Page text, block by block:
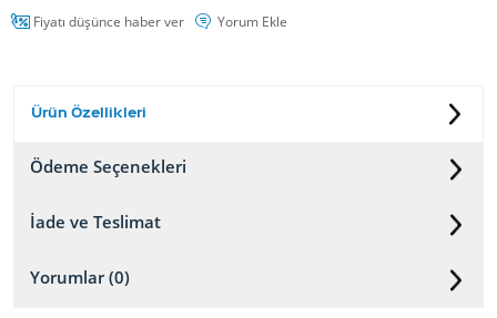
Fiyatı düşünce haber ver Yorum Ekle
Ürün Özellikleri
Ödeme Seçenekleri
İade ve Teslimat
Yorumlar (0)